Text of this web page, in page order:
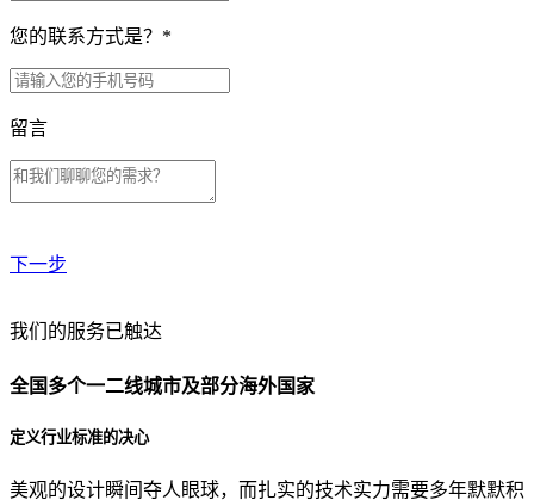
您的联系方式是？ *
留言
下一步
贵公司预算范围是？
贵公司的团队规模是？
我们的服务已触达
全国多个一二线城市及部分海外国家
定义行业标准的决心
美观的设计瞬间夺人眼球，而扎实的技术实力需要多年默默积